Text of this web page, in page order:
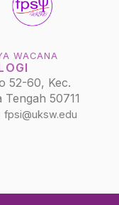
WACANA
52-60, Kec.
50711
fpsi@uksw.edu